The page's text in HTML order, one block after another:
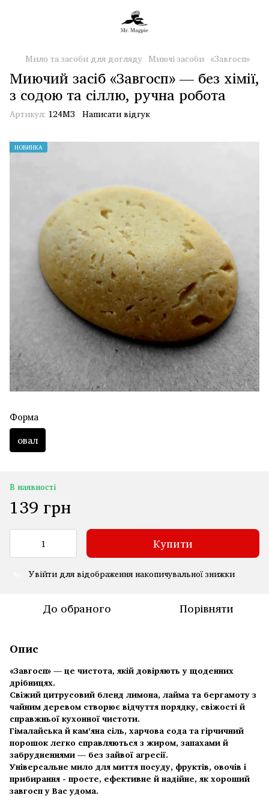
Мило та засоби для догляду Миючі засоби «Завгосп»
Миючий засіб «Завгосп» — без хімії,
з содою та сіллю, ручна робота
Артикул: 124МЗ Написати відгук
НОВИНКА
Форма
овал
В наявності
139 грн
Купити
Увійтидля відображення накопичувальної знижки
До обраного Порівняти
Опис
«Завгосп» — це чистота, якій довіряють у щоденних
дрібницях.
Свіжий цитрусовий бленд лимона, лайма та бергамоту з
чайним деревом створює відчуття порядку, свіжості й
справжньої кухонної чистоти.
Гімалайська й кам’яна сіль, харчова сода та гірчичний
порошок легко справляються з жиром, запахами й
забрудненнями — без зайвої агресії.
Універсальне мило для миття посуду, фруктів, овочів і
прибирання - просте, ефективне й надійне, як хороший
завгосп у Вас удома.